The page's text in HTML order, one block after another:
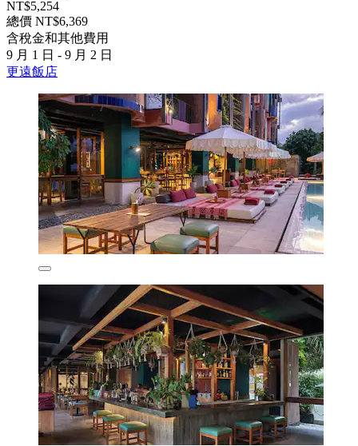
NT$5,254
總價 NT$6,369
含稅金和其他費用
9 月 1 日 - 9 月 2 日
更遠飯店